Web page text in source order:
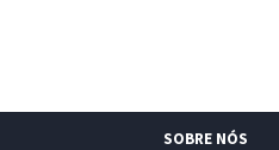
SOBRE NÓS